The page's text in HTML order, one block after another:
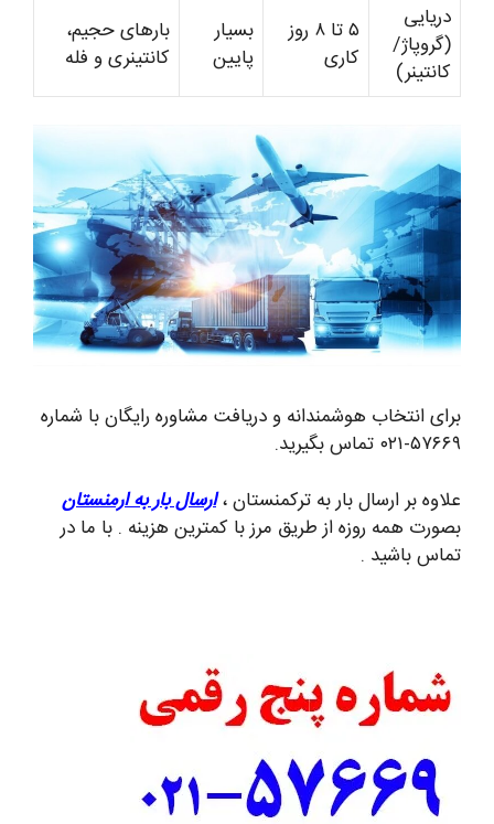
دریایی
(گروپاژ/
کانتینر)
۵ تا ۸ روز
کاری
بسیار
پایین
بارهای حجیم،
کانتینری و فله
برای انتخاب هوشمندانه و دریافت مشاوره رایگان با شماره
۵۷۶۶۹-۰۲۱ تماس بگیرید.
علاوه بر ارسال بار به ترکمنستان ،ارسال بار به ارمنستان
بصورت همه روزه از طریق مرز با کمترین هزینه . با ما در
تماس باشید .